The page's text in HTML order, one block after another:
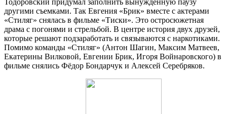
другими съемками. Так Евгения «Брик» вместе с актерами
«Стиляг» снялась в фильме «Тиски». Это остросюжетная
драма с погонями и стрельбой. В центре история двух друзей,
которые решают подзаработать и связываются с наркотиками.
Помимо команды «Стиляг» (Антон Шагин, Максим Матвеев,
Екатерины Вилковой, Евгении Брик, Игоря Войнаровского) в
фильме снялись Фёдор Бондарчук и Алексей Серебряков.